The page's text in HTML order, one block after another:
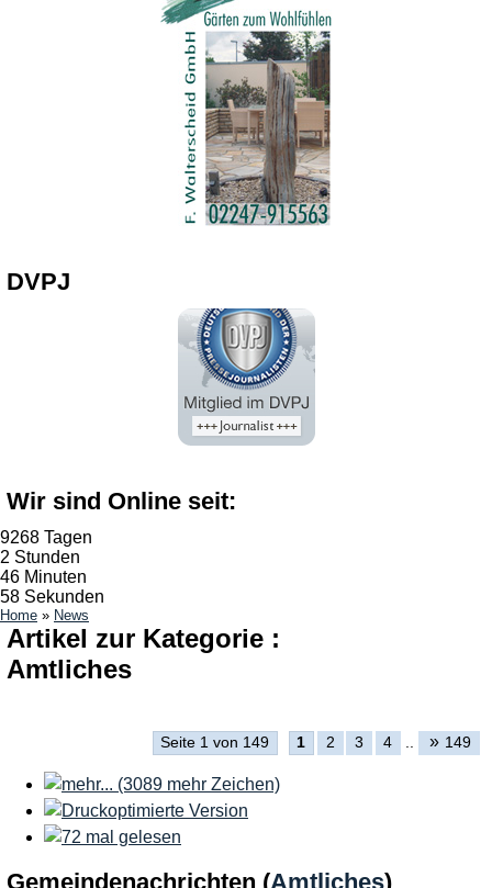
DVPJ
Wir sind Online seit:
9268 Tagen
2 Stunden
46 Minuten
58 Sekunden
Home » News
Artikel zur Kategorie :
Amtliches
Seite 1 von 149 1 2 3 4 .. » 149
Gemeindenachrichten (Amtliches)